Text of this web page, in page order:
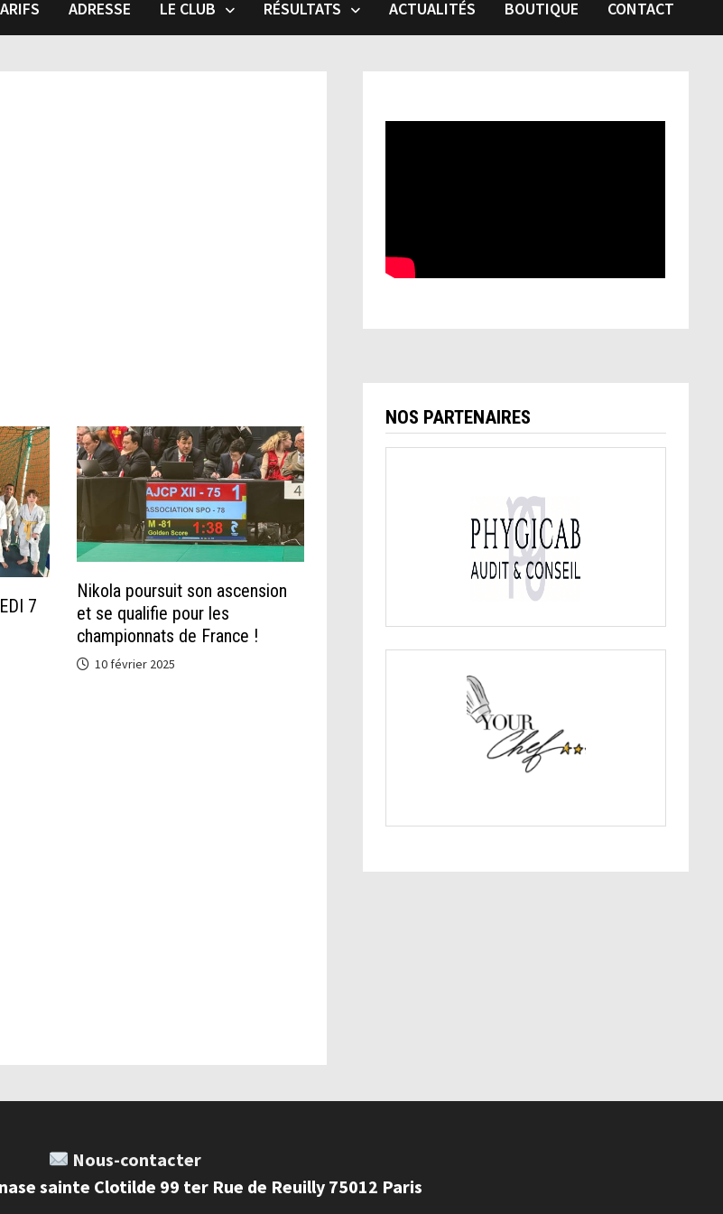
ADRESSE LE CLUB RÉSULTATS ACTUALITÉS BOUTIQUE CONTACT
7
Nikola poursuit son ascension
et se qualifie pour les
championnats de France !
10 février 2025
NOS PARTENAIRES
Nous-contacter
sainte Clotilde 99 ter Rue de Reuilly 75012 Paris